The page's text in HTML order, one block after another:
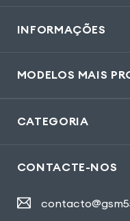
INFORMAÇÕES
MODELOS MAIS
CATEGORIA
CONTACTE-NOS